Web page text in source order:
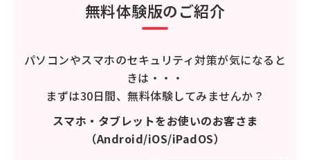
無料体験版のご紹介
パソコンやスマホのセキュリティ対策が気になると
きは・・・
まずは30日間、無料体験してみませんか？
スマホ・タブレットをお使いのお客さま
（Android/iOS/iPadOS）